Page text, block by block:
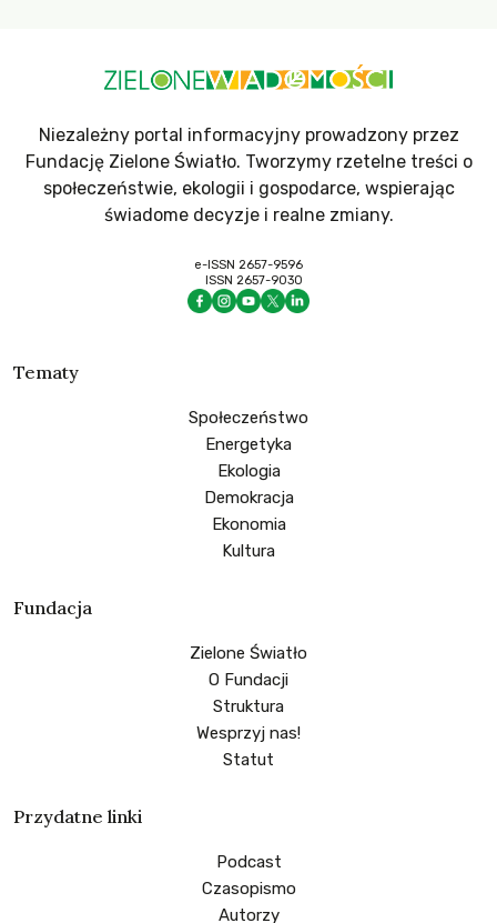
Niezależny portal informacyjny prowadzony przez
Fundację Zielone Światło. Tworzymy rzetelne treści o
społeczeństwie, ekologii i gospodarce, wspierając
świadome decyzje i realne zmiany.
e-ISSN 2657-9596
ISSN 2657-9030
Tematy
Społeczeństwo
Energetyka
Ekologia
Demokracja
Ekonomia
Kultura
Fundacja
Zielone Światło
O Fundacji
Struktura
Wesprzyj nas!
Statut
Przydatne linki
Podcast
Czasopismo
Autorzy